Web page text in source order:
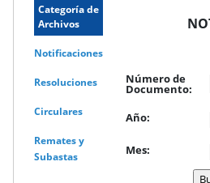
Categoría de
Archivos
Notificaciones
Resoluciones
Circulares
Remates y
Subastas
Número de
Documento:
Año:
Mes: